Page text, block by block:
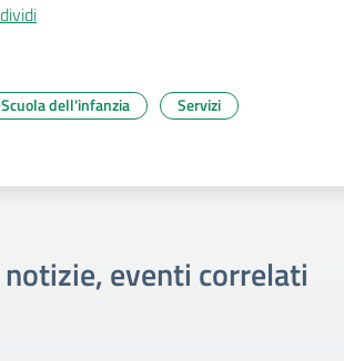
Scuola dell'infanzia Servizi
eventi correlati